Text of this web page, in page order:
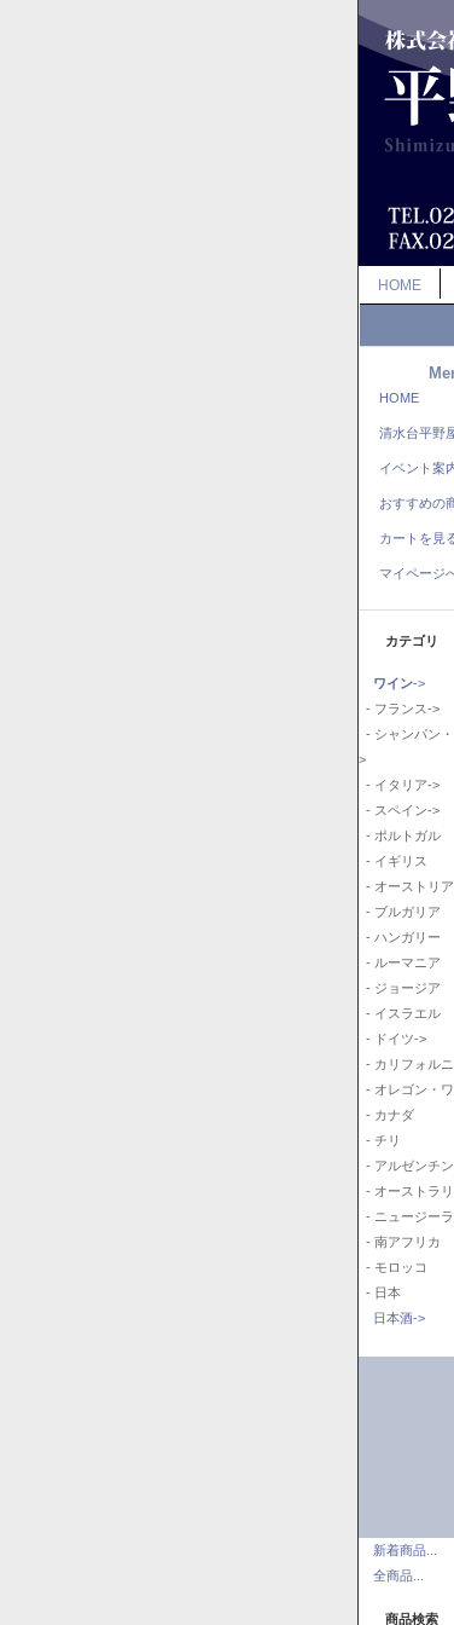
HOME
HOME
清水台平野
イベント案
おすすめの
カートを見
マイページ
カテゴリ
ワイン->
- フランス->
- シャンパン
>
- イタリア->
- スペイン->
- ポルトガル
- イギリス
- オーストリア
- ブルガリア
- ハンガリー
- ルーマニア
- ジョージア
- イスラエル
- ドイツ->
- カリフォル
- オレゴン・
- カナダ
- チリ
- アルゼンチン
- オーストラ
- ニュージー
- 南アフリカ
- モロッコ
- 日本
日本酒->
新着商品...
全商品...
商品検索